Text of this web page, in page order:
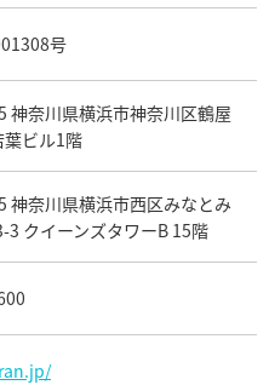
号
神奈川県横浜市神奈川区鶴屋
ビル1階
神奈川県横浜市西区みなとみ
3 クイーンズタワーB 15階